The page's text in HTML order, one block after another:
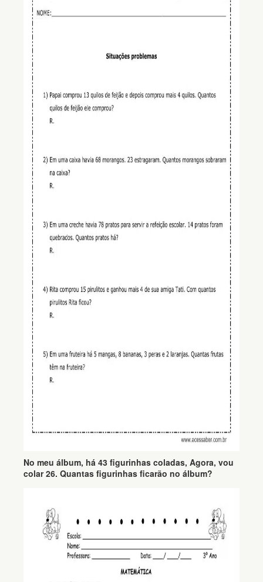
No meu álbum, há 43 figurinhas coladas, Agora, vou
colar 26. Quantas figurinhas ficarão no álbum?